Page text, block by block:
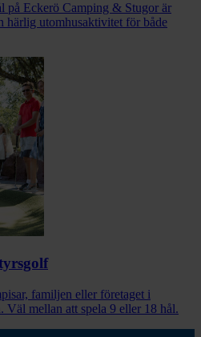
på Eckerö Camping & Stugor är
härlig utomhusaktivitet för både
familjen eller företaget i
mellan att spela 9 eller 18 hål.